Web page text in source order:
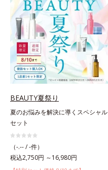
BEAUTY夏祭り
夏のお悩みを解決に導くスペシャル
セット
（-.-- / -件）
税込2,750円 ～16,980円